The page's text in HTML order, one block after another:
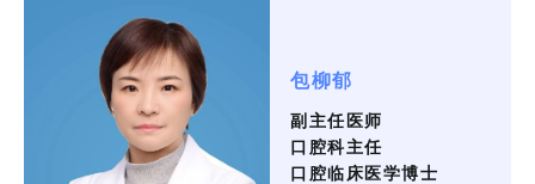
包柳郁
副主任医师
口腔科主任
口腔临床医学博士